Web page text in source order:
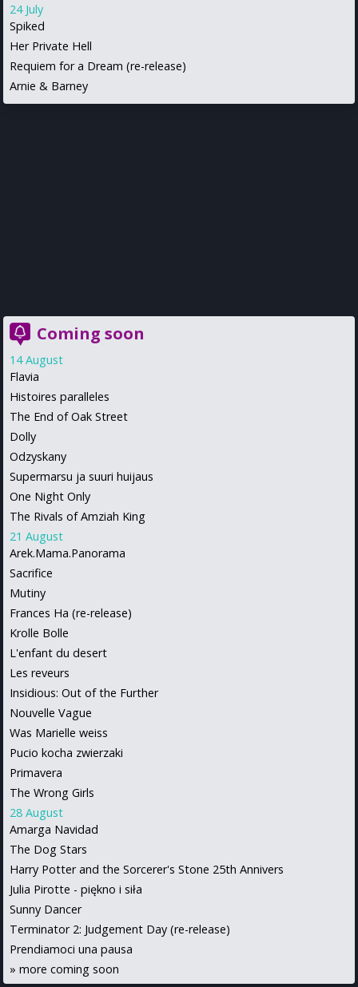
24 July
Spiked
Her Private Hell
Requiem for a Dream (re-release)
Arnie & Barney
Coming soon
14 August
Flavia
Histoires paralleles
The End of Oak Street
Dolly
Odzyskany
Supermarsu ja suuri huijaus
One Night Only
The Rivals of Amziah King
21 August
Arek.Mama.Panorama
Sacrifice
Mutiny
Frances Ha (re-release)
Krolle Bolle
L'enfant du desert
Les reveurs
Insidious: Out of the Further
Nouvelle Vague
Was Marielle weiss
Pucio kocha zwierzaki
Primavera
The Wrong Girls
28 August
Amarga Navidad
The Dog Stars
Harry Potter and the Sorcerer's Stone 25th Annivers
Julia Pirotte - piękno i siła
Sunny Dancer
Terminator 2: Judgement Day (re-release)
Prendiamoci una pausa
» more coming soon